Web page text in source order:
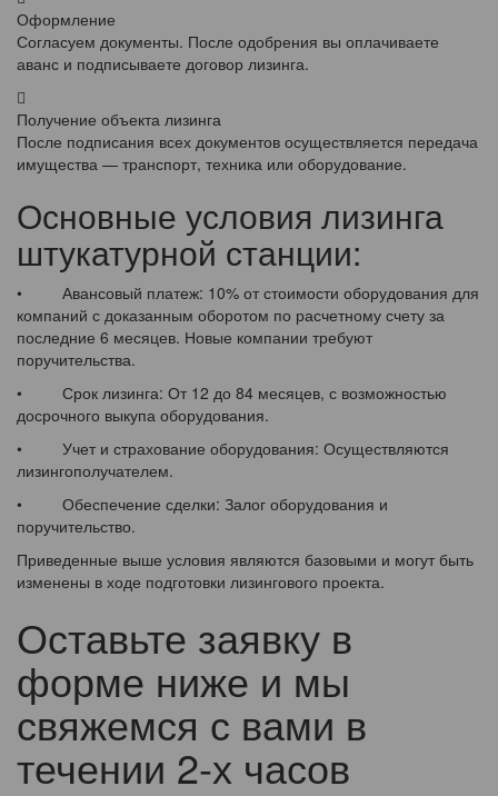
Оформление
Согласуем документы. После одобрения вы оплачиваете
аванс и подписываете договор лизинга.
Получение объекта лизинга
После подписания всех документов осуществляется передача
имущества — транспорт, техника или оборудование.
Основные условия лизинга
штукатурной станции:
• Авансовый платеж: 10% от стоимости оборудования для
компаний с доказанным оборотом по расчетному счету за
последние 6 месяцев. Новые компании требуют
поручительства.
• Срок лизинга: От 12 до 84 месяцев, с возможностью
досрочного выкупа оборудования.
• Учет и страхование оборудования: Осуществляются
лизингополучателем.
• Обеспечение сделки: Залог оборудования и
поручительство.
Приведенные выше условия являются базовыми и могут быть
изменены в ходе подготовки лизингового проекта.
Оставьте заявку в
форме ниже и мы
свяжемся с вами в
течении 2-х часов